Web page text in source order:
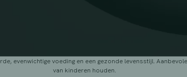
evenwichtige voeding en een gezonde levensstijl.
van kinderen houden.